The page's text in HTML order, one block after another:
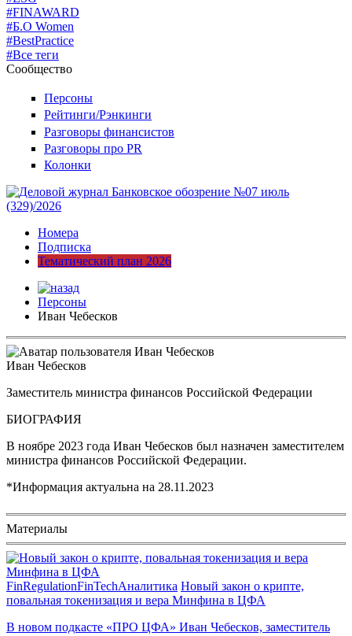
#FINAWARD
#Б.О Women
#BestPractice
#Все теги
Сообщество
Персоны
Рейтинги/Рэнкинги
Разговоры финансистов
Разговоры про PR
Колонки
Номера
Подписка
Тематический план 2026
Персоны
Иван Чебесков
Иван Чебесков
Заместитель министра финансов Российской Федерации
БИОГРАФИЯ
В ноябре 2023 года Иван Чебесков был назначен заместителем
министра финансов Российской Федерации.
*Информация актуальна на 28.11.2023
Материалы
FinRegulationFinTechАналитика Новый закон о крипте,
повальная токенизация и вера Минфина в ЦФА
В новом подкасте «ПРО ЦФА» Иван Чебесков, заместитель